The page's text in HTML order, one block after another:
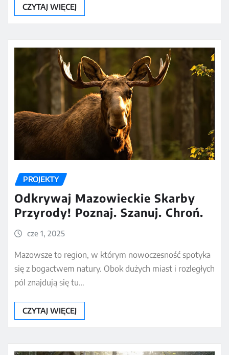
CZYTAJ WIĘCEJ
PROJEKTY
Odkrywaj Mazowieckie Skarby
Przyrody! Poznaj. Szanuj. Chroń.
cze 1, 2025
Mazowsze to region, w którym nowoczesność spotyka
się z bogactwem natury. Obok dużych miast i rozległych
pól znajdują się tu…
CZYTAJ WIĘCEJ